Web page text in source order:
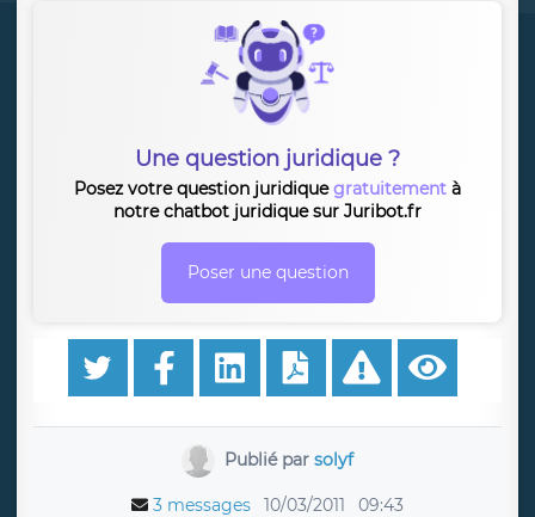
Une question juridique ?
Posez votre question juridiquegratuitement à
notre chatbot juridique sur Juribot.fr
Poser une question
Publié par solyf
3 messages 10/03/2011 09:43